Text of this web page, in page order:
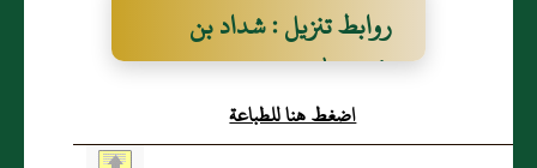
روابط تنزيل : شداد بن
عُبَيد الله القارئ
اضغط هنا للطباعة